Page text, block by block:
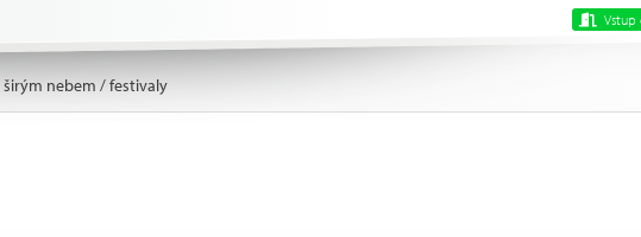
Vstup
širým nebem / festivaly